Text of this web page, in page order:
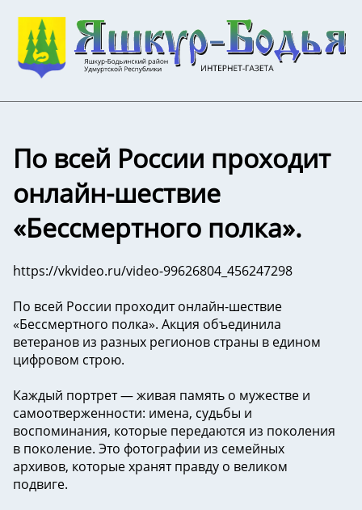
По всей России проходит
онлайн-шествие
«Бессмертного полка».
https://vkvideo.ru/video-99626804_456247298
По всей России проходит онлайн-шествие
«Бессмертного полка». Акция объединила
ветеранов из разных регионов страны в едином
цифровом строю.
Каждый портрет — живая память о мужестве и
самоотверженности: имена, судьбы и
воспоминания, которые передаются из поколения
в поколение. Это фотографии из семейных
архивов, которые хранят правду о великом
подвиге.